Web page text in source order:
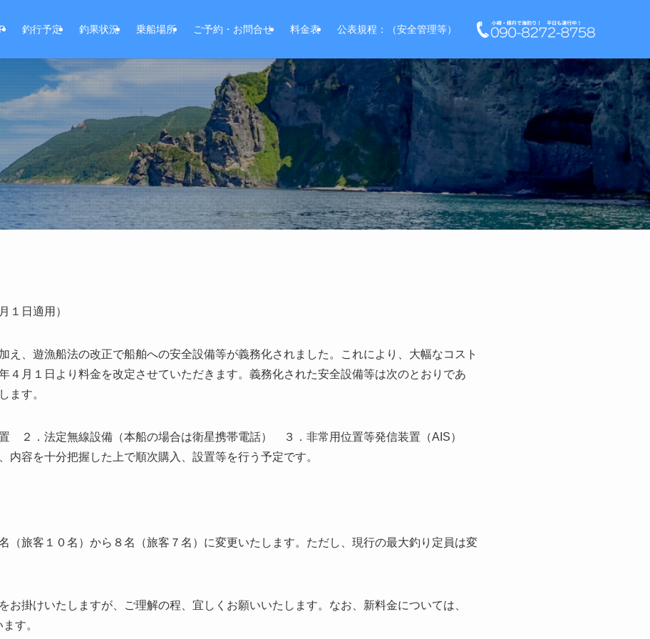
釣行予定 釣果状況 乗船場所 ご予約・お問合せ 料金表 公表規程：（安全管理等）
１日適用）
え、遊漁船法の改正で船舶への安全設備等が義務化されました。これにより、大幅なコスト
４月１日より料金を改定させていただきます。義務化された安全設備等は次のとおりであ
ます。
置 ２．法定無線設備（本船の場合は衛星携帯電話） ３．非常用位置等発信装置（AIS）
内容を十分把握した上で順次購入、設置等を行う予定です。
（旅客１０名）から８名（旅客７名）に変更いたします。ただし、現行の最大釣り定員は変
掛けいたしますが、ご理解の程、宜しくお願いいたします。なお、新料金については、
す。